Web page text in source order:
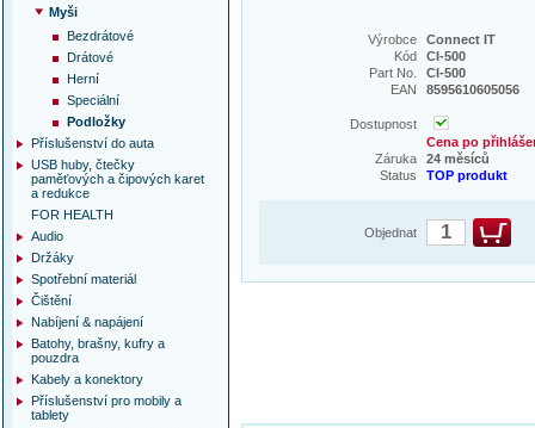
Výrobce
Connect IT
Kód
CI-500
Part No.
CI-500
EAN
8595610605056
Dostupnost
Cena po
Záruka
24 měsíců
Status
TOP produkt
Objednat
Myši
Bezdrátové
Drátové
Herní
Speciální
Podložky
Příslušenství do auta
USB huby, čtečky
paměťových a čipových karet
a redukce
FOR HEALTH
Audio
Držáky
Spotřební materiál
Čištění
Nabíjení & napájení
Batohy, brašny, kufry a
pouzdra
Kabely a konektory
Příslušenství pro mobily a
tablety